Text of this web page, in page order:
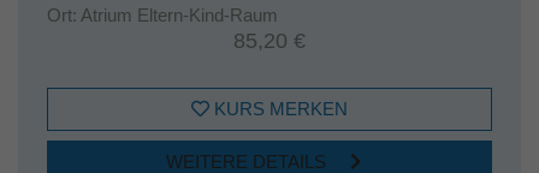
Ort: Atrium Eltern-Kind-Raum
85,20 €
KURS MERKEN
WEITERE DETAILS